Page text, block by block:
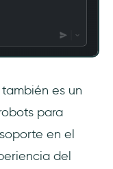
es un
para
en el
del